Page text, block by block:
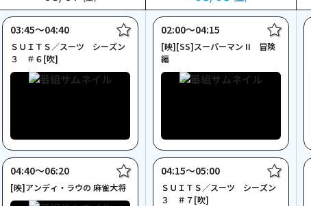
03:45〜04:40
ＳＵＩＴＳ／スーツ シーズン
３ ＃６[吹]
04:40〜06:20
[映]アンディ・ラウの 麻雀大将
02:00〜04:15
[映][SS]スーパーマン II 冒険
編
04:15〜05:00
ＳＵＩＴＳ／スーツ シーズン
３ ＃７[吹]